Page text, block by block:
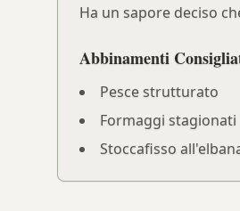
Ha un sapore deciso
Abbinamenti
Pesce strutturato
Formaggi stagionati
Stoccafisso